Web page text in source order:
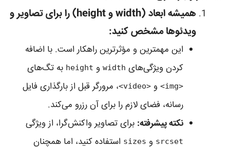
همیشه ابعاد (width و height) را برای تصاویر و
ویدئوها مشخص کنید:
این مهمترین و مؤثرترین راهکار است. با اضافه
کردن ویژگی‌های width و height به تگ‌های
<img> و<video>
، مرورگر قبل از بارگذاری فایل
رسانه، فضای لازم را برای آن رزرو می‌کند.
نکته پیشرفته: برای تصاویر واکنش‌گرا، از ویژگی
srcset و sizes استفاده کنید، اما همچنان